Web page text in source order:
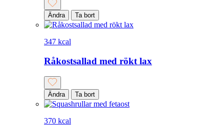
Ändra Ta bort
347 kcal
Råkostsallad med rökt lax
Ändra Ta bort
370 kcal